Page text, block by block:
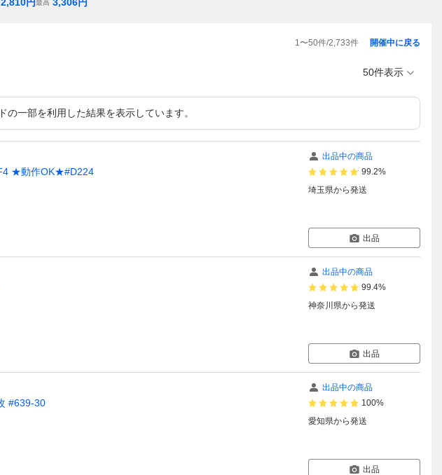
最高
1〜50件/2,733件 開催中に戻る
50件表示
一部を利用した結果を表示しています。
★動作OK★#D224
出品中の商品
99.2%
埼玉県から発送
出品
出品中の商品
99.4%
神奈川県から発送
出品
#639-30
出品中の商品
100%
愛知県から発送
出品